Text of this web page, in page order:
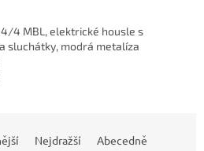
4/4 MBL, elektrické housle s
sluchátky, modrá metalíza
Nejdražší Abecedně